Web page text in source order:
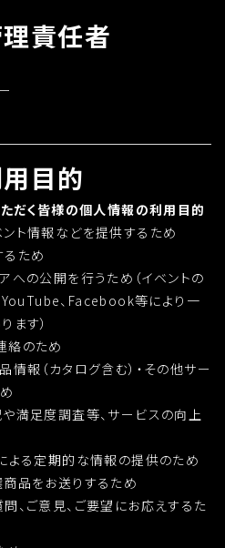
責任者
目的
だく皆様の個人情報の利用目的
ト情報などを提供するため
ため
への公開を行うため（イベントの
、Facebook等により一
ます）
絡のため
報（カタログ含む）・その他サー
満足度調査等、サービスの向上
よる定期的な情報の提供のため
品をお送りするため
、ご意見、ご要望にお応えするた